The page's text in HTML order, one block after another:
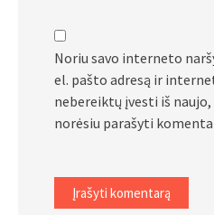
Noriu savo interneto
el. pašto adresą ir
nebereiktų įvesti iš
norėsiu parašyti